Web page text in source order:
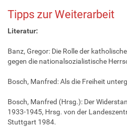
Tipps zur Weiterarbeit
Literatur:
Banz, Gregor: Die Rolle der
gegen die nationalsozialistische
Bosch, Manfred: Als die Freiheit
Bosch, Manfred (Hrsg.): Der
1933-1945, Hrsg. von der
Stuttgart 1984.